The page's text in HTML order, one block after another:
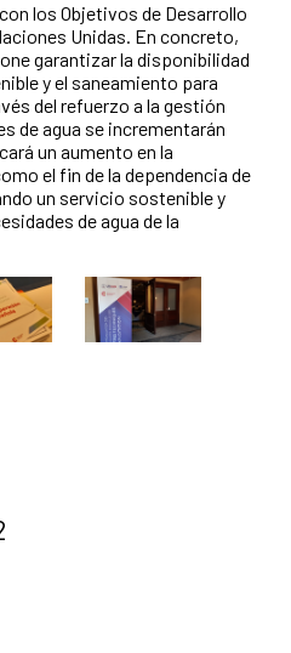
los Objetivos de Desarrollo
Unidas. En concreto,
garantizar la disponibilidad
y el saneamiento para
del refuerzo a la gestión
de agua se incrementarán
un aumento en la
el fin de la dependencia de
un servicio sostenible y
de agua de la